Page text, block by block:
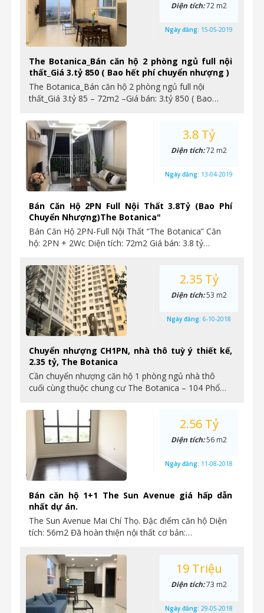
The Botanica_Bán căn hộ 2 phòng ngủ full nội
thất_Giá 3.tỷ 850 ( Bao hết phí chuyển nhượng )
The Botanica_Bán căn hộ 2 phòng ngủ full nội
thất_Giá 3.tỷ 85 – 72m2 –Giá bán: 3.tỷ 850 ( Bao…
Diện tích:72 m2
Ngày đăng: 15-05-2019
Bán Căn Hộ 2PN Full Nội Thất 3.8Tỷ (Bao Phí
Chuyển Nhượng)The Botanica"
Bán Căn Hộ 2PN-Full Nội Thất “The Botanica” Căn
hộ: 2PN + 2Wc Diện tích: 72m2 Giá bán: 3.8 tỷ…
3.8 Tỷ
Diện tích:72 m2
Ngày đăng: 13-04-2019
Chuyển nhượng CH1PN, nhà thô tuỳ ý thiết kế,
2.35 tỷ, The Botanica
Cần chuyển nhượng căn hộ 1 phòng ngủ nhà thô
cuối cùng thuộc chung cư The Botanica – 104 Phổ…
2.35 Tỷ
Diện tích:53 m2
Ngày đăng: 6-10-2018
Bán căn hộ 1+1 The Sun Avenue giá hấp dẫn
nhất dự án.
The Sun Avenue Mai Chí Thọ. Đặc điểm căn hộ Diện
tích: 56m2 Đã hoàn thiện nội thất cơ bản:…
2.56 Tỷ
Diện tích:56 m2
Ngày đăng: 11-08-2018
19 Triệu
Diện tích:73 m2
Ngày đăng: 29-05-2018